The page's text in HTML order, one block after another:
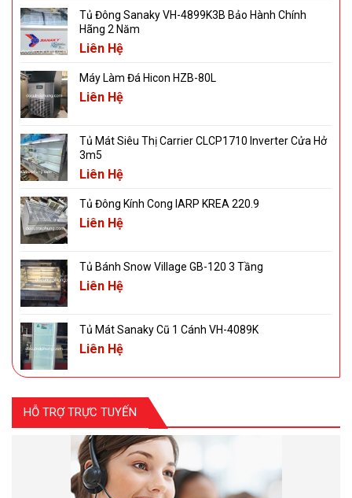
Tủ Đông Sanaky VH-4899K3B Bảo Hành Chính
Hãng 2 Năm
Liên Hệ
Máy Làm Đá Hicon HZB-80L
Liên Hệ
Tủ Mát Siêu Thị Carrier CLCP1710 Inverter Cửa Hở
3m5
Liên Hệ
Tủ Đông Kính Cong IARP KREA 220.9
Liên Hệ
Tủ Bánh Snow Village GB-120 3 Tầng
Liên Hệ
Tủ Mát Sanaky Cũ 1 Cánh VH-4089K
Liên Hệ
HỖ TRỢ TRỰC TUYẾN